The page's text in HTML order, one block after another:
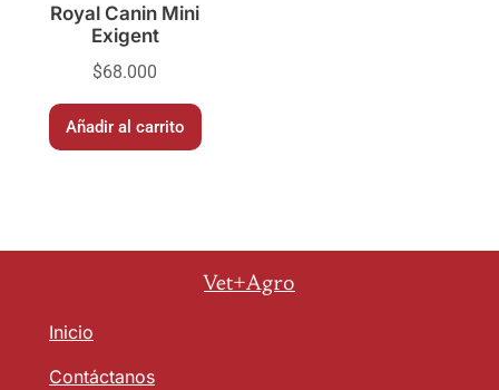
Royal Canin Mini
Exigent
$68.000
Añadir al carrito
Vet+Agro
Inicio
Contáctanos